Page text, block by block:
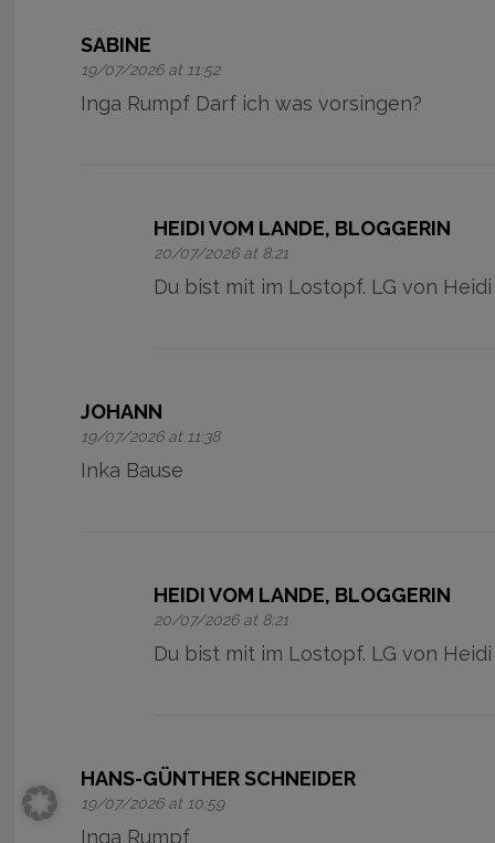
SABINE
19/07/2026 at 11:52
Inga Rumpf Darf ich was vorsingen?
HEIDI VOM LANDE, BLOGGERIN
20/07/2026 at 8:21
Du bist mit im Lostopf. LG von Heidi
JOHANN
19/07/2026 at 11:38
Inka Bause
HEIDI VOM LANDE, BLOGGERIN
20/07/2026 at 8:21
Du bist mit im Lostopf. LG von Heidi
HANS-GÜNTHER SCHNEIDER
19/07/2026 at 10:59
Inga Rumpf